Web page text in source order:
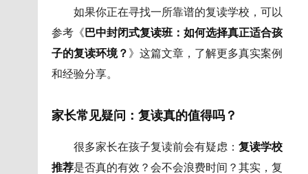
如果你正在寻找一所靠谱的复读学校，可以
参考《 巴中封闭式复读班：如何选择真正适合孩
子的复读环境？ 》这篇文章，了解更多真实案例
和经验分享。
家长常见疑问：复读真的值得吗？
很多家长在孩子复读前会有疑虑： 复读学校
推荐是否真的有效？会不会浪费时间？其实，复